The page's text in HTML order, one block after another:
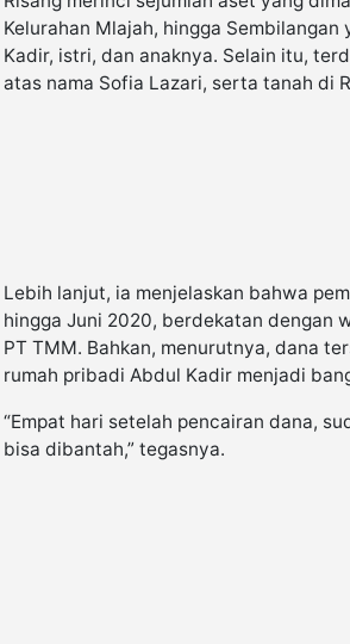
Kelurahan Mlajah, hingga
Kadir, istri, dan anaknya. Selain itu,
atas nama Sofia Lazari, serta tanah di
Lebih lanjut, ia menjelaskan bahwa
hingga Juni 2020, berdekatan dengan
PT TMM. Bahkan, menurutnya, dana
rumah pribadi Abdul Kadir menjadi
“Empat hari setelah pencairan dana,
bisa dibantah,” tegasnya.